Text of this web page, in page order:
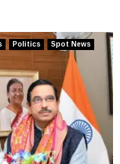
Politics
Spot News